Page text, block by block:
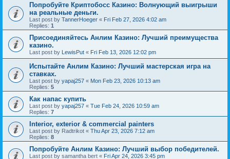
Попробуйте Криптобосс Казино: Волнующий выигрыши
на реальные деньги.
Last post by TannerHoeger « Fri Feb 27, 2026 4:02 am
Replies: 1
Присоединяйтесь Анлим Казино: Лучший преимущества
казино.
Last post by LewisPut « Fri Feb 13, 2026 12:02 pm
Испытайте Анлим Казино: Лучший мастерская игра на
ставках.
Last post by yapaj257 « Mon Feb 23, 2026 10:13 am
Replies: 5
Как напас купить
Last post by yapaj257 « Tue Feb 24, 2026 10:59 am
Replies: 7
Interior, exterior & commercial painters
Last post by Radtrikot « Thu Apr 23, 2026 7:12 am
Replies: 8
Попробуйте Анлим Казино: Лучший выбор победителей.
Last post by samantha bert « Fri Apr 24, 2026 3:45 pm